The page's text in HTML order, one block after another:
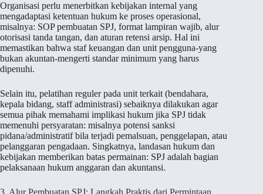
Organisasi perlu menerbitkan kebijakan internal yang
mengadaptasi ketentuan hukum ke proses operasional,
misalnya: SOP pembuatan SPJ, format lampiran wajib, alur
otorisasi tanda tangan, dan aturan retensi arsip. Hal ini
memastikan bahwa staf keuangan dan unit pengguna-yang
bukan akuntan-mengerti standar minimum yang harus
dipenuhi.
Selain itu, pelatihan reguler pada unit terkait (bendahara,
kepala bidang, staff administrasi) sebaiknya dilakukan agar
semua pihak memahami implikasi hukum jika SPJ tidak
memenuhi persyaratan: misalnya potensi sanksi
pidana/administratif bila terjadi pemalsuan, penggelapan, atau
pelanggaran pengadaan. Singkatnya, landasan hukum dan
kebijakan memberikan batas permainan: SPJ adalah bagian
pelaksanaan hukum anggaran dan akuntansi.